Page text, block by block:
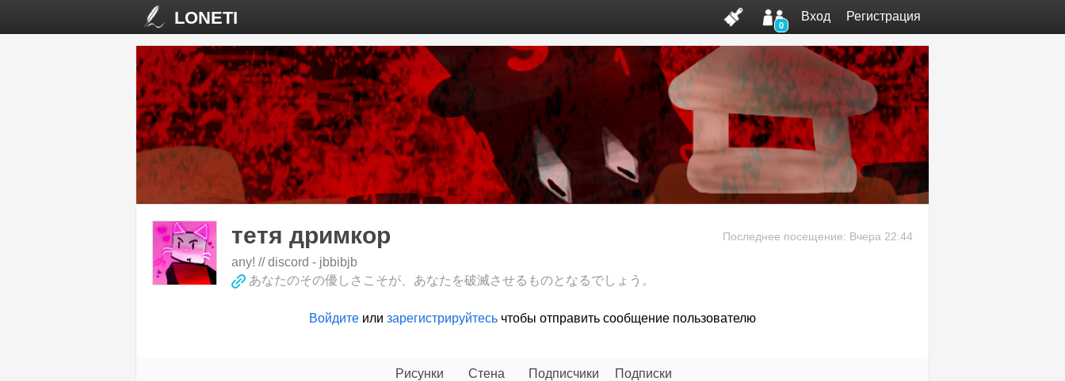
LONETI 0
Вход Регистрация
тетя дримкор Последнее посещение: Вчера 22:44
any! // discord - jbbibjb
あなたのその優しさこそが、あなたを破滅させるものとなるでしょう。
Войдите или зарегистрируйтесь чтобы отправить сообщение пользователю
Рисунки Стена Подписчики Подписки